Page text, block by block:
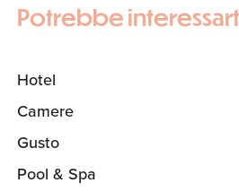
Potrebbe
Hotel
Camere
Gusto
Pool & Spa